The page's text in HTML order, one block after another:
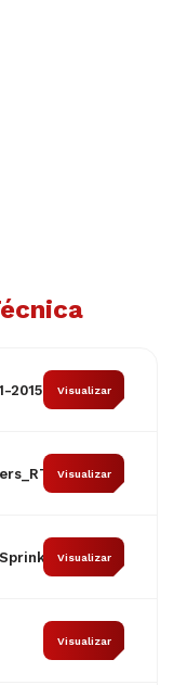
2015 Visualizar
Visualizar
Visualizar
Visualizar